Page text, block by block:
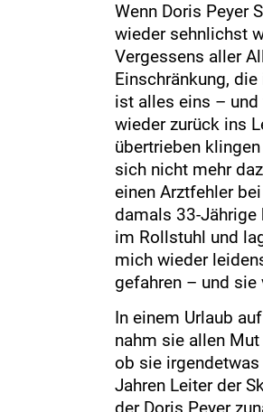
Wenn Doris Peyer
wieder sehnlichst
Vergessens aller
Einschränkung,
ist alles eins – und
wieder zurück ins
übertrieben
sich nicht mehr
einen Arztfehler
damals 33-Jährige
im Rollstuhl und
mich wieder
gefahren – und
In einem Urlaub
nahm sie allen
ob sie irgendetwas
Jahren Leiter der